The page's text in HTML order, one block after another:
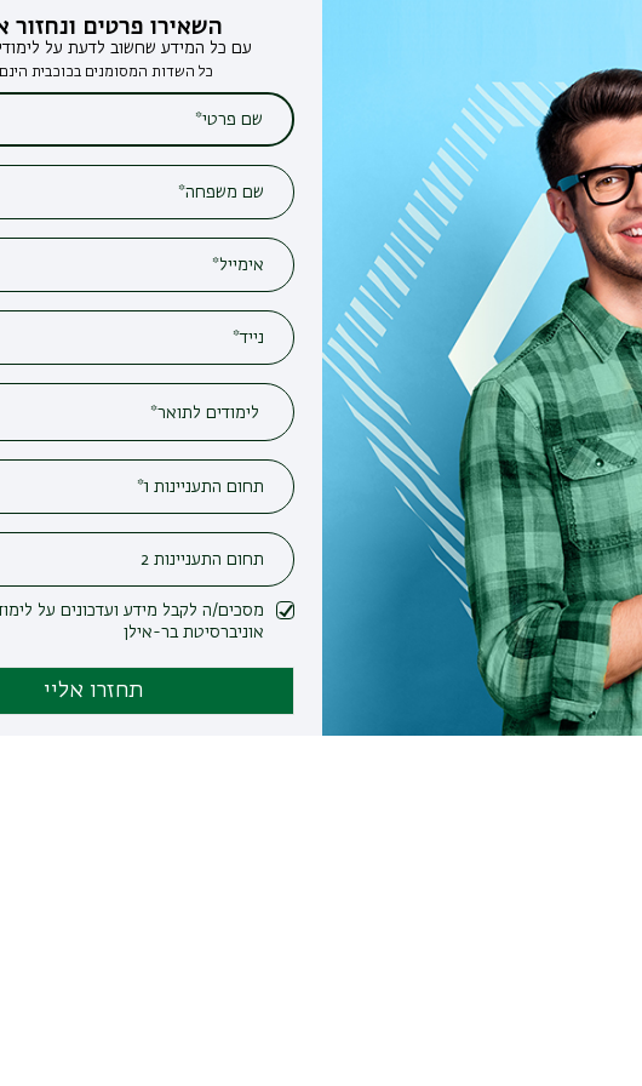
השאירו פרטים ונחזור אליכם
עם כל המידע שחשוב לדעת על לימודים בבר-אילן
כל השדות המסומנים בכוכבית הינם חובה*
מסכים/ה לקבל מידע ועדכונים על לימודים ופעילות
אוניברסיטת בר-אילן